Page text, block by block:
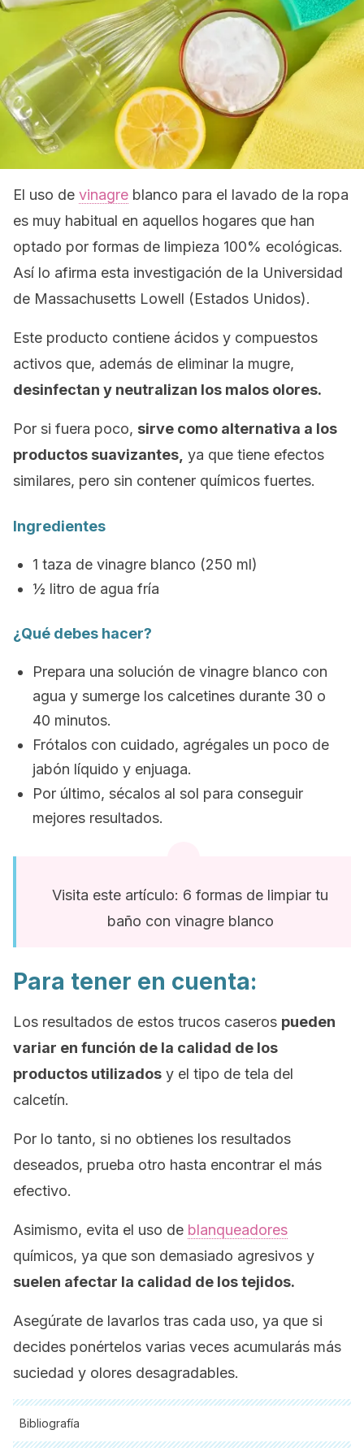
El uso de vinagre blanco para el lavado de la ropa
es muy habitual en aquellos hogares que han
optado por formas de limpieza 100% ecológicas.
Así lo afirma esta investigación de la Universidad
de Massachusetts Lowell (Estados Unidos).
Este producto contiene ácidos y compuestos
activos que, además de eliminar la mugre,
desinfectan y neutralizan los malos olores.
Por si fuera poco, sirve como alternativa a los
productos suavizantes, ya que tiene efectos
similares, pero sin contener químicos fuertes.
Ingredientes
1 taza de vinagre blanco (250 ml)
½ litro de agua fría
¿Qué debes hacer?
Prepara una solución de vinagre blanco con
agua y sumerge los calcetines durante 30 o
40 minutos.
Frótalos con cuidado, agrégales un poco de
jabón líquido y enjuaga.
Por último, sécalos al sol para conseguir
mejores resultados.
Visita este artículo: 6 formas de limpiar tu
baño con vinagre blanco
Para tener en cuenta:
Los resultados de estos trucos caseros pueden
variar en función de la calidad de los
productos utilizados y el tipo de tela del
calcetín.
Por lo tanto, si no obtienes los resultados
deseados, prueba otro hasta encontrar el más
efectivo.
Asimismo, evita el uso de blanqueadores
químicos, ya que son demasiado agresivos y
suelen afectar la calidad de los tejidos.
Asegúrate de lavarlos tras cada uso, ya que si
decides ponértelos varias veces acumularás más
suciedad y olores desagradables.
Bibliografía
Todas las fuentes citadas fueron revisadas a profundidad por